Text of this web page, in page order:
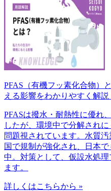
PFAS（有機フッ素化合物）
える影響をわかりやすく解説
PFASは撥水・耐熱性に優れ
したが、環境中で分解され
問題視されています。水質
国で規制が強化され、日本
中。対策として、仮設水処
ます。
詳しくはこちらから »